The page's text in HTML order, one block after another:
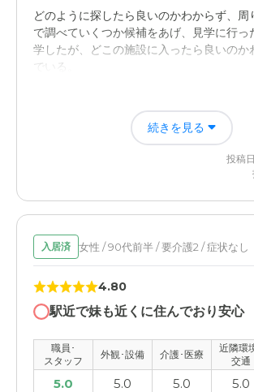
どのように探したら良いのかわからず、周
で調べていくつか候補をあげ、見学に行っ
学したが、どこの施設に入ったら良いのか
でいる。
それぞれ良さはありますが、見学してみて
は、温かみを感じスタッフの方々がイキイ
職員・スタッフ・他入居者の雰囲気につい
ていて温かみのある視察だと感じています。
外観・内装・居室・設備について
外観も素敵で、内装も綺麗に掃除が行き届
感があり良かった。もちろん冷暖房も完備
な環境だった
介護医療サービスについて
続きを見る
投稿
入居済 女性 / 90代前半 / 要介護2 / 症状なし
4.80
駅近で妹も近くに住んでおり安心
職員･
スタッフ
外観･設備 介護･医療
近隣環
交通
5.0 5.0 5.0 5.0